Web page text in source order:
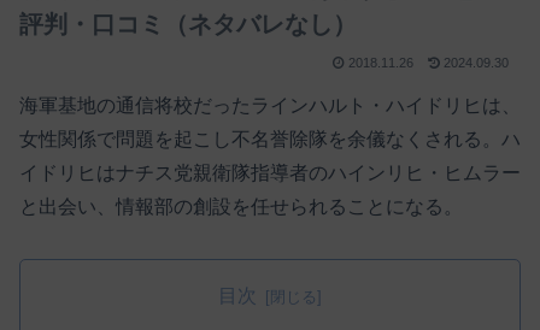
評判・口コミ（ネタバレなし）
2018.11.26 2024.09.30
海軍基地の通信将校だったラインハルト・ハイドリヒは、
女性関係で問題を起こし不名誉除隊を余儀なくされる。ハ
イドリヒはナチス党親衛隊指導者のハインリヒ・ヒムラー
と出会い、情報部の創設を任せられることになる。
目次